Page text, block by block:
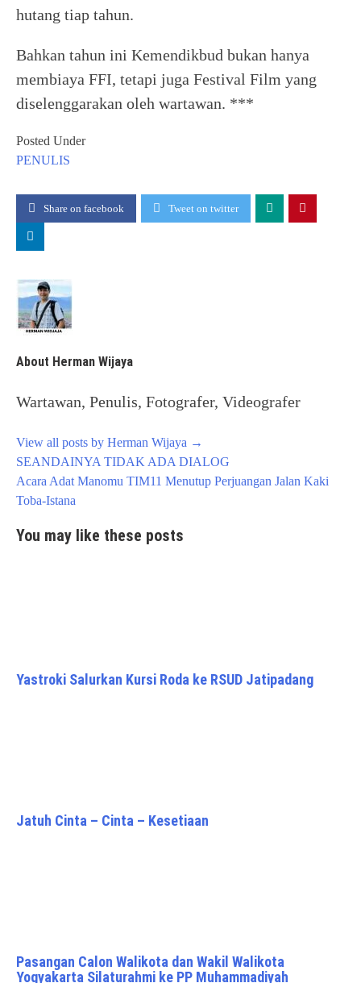
hutang tiap tahun.
Bahkan tahun ini Kemendikbud bukan hanya
membiaya FFI, tetapi juga Festival Film yang
diselenggarakan oleh wartawan. ***
Posted Under
PENULIS
Share on facebook Tweet on twitter
About Herman Wijaya
Wartawan, Penulis, Fotografer, Videografer
View all posts by Herman Wijaya →
Post
navigation
SEANDAINYA TIDAK ADA DIALOG
Acara Adat Manomu TIM11 Menutup Perjuangan Jalan Kaki
Toba-Istana
You may like these posts
Yastroki Salurkan Kursi Roda ke RSUD Jatipadang
Jatuh Cinta – Cinta – Kesetiaan
Pasangan Calon Walikota dan Wakil Walikota
Yogyakarta Silaturahmi ke PP Muhammadiyah